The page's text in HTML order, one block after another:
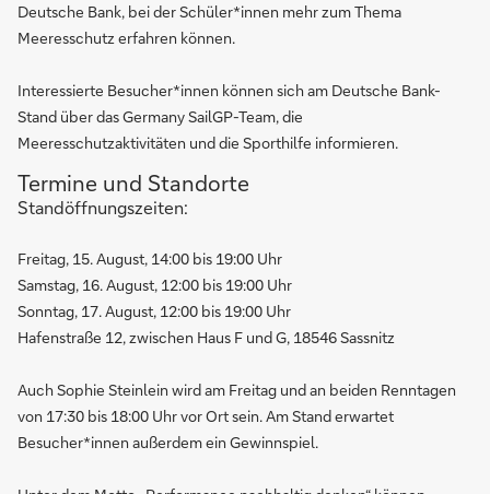
Deutsche Bank, bei der Schüler*innen mehr zum Thema
Meeresschutz erfahren können.
Interessierte Besucher*innen können sich am Deutsche Bank-
Stand über das Germany SailGP-Team, die
Meeresschutzaktivitäten und die Sporthilfe informieren.
Termine und Standorte
Standöffnungszeiten:
Freitag, 15. August, 14:00 bis 19:00 Uhr
Samstag, 16. August, 12:00 bis 19:00 Uhr
Sonntag, 17. August, 12:00 bis 19:00 Uhr
Hafenstraße 12, zwischen Haus F und G, 18546 Sassnitz
Auch Sophie Steinlein wird am Freitag und an beiden Renntagen
von 17:30 bis 18:00 Uhr vor Ort sein. Am Stand erwartet
Besucher*innen außerdem ein Gewinnspiel.